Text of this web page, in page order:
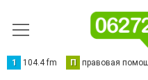
1 104.4 fm П правовая